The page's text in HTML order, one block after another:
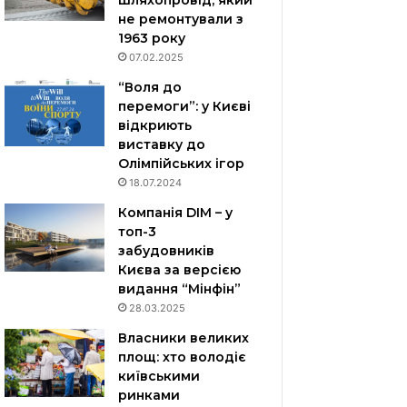
не ремонтували з
1963 року
07.02.2025
“Воля до
перемоги”: у Києві
відкриють
виставку до
Олімпійських ігор
18.07.2024
Компанія DIM – у
топ-3
забудовників
Києва за версією
видання “Мінфін”
28.03.2025
Власники великих
площ: хто володіє
київськими
ринками